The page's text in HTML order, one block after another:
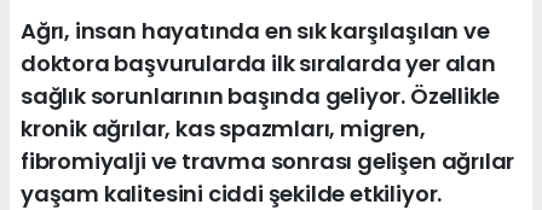
Ağrı, insan hayatında en sık karşılaşılan ve
doktora başvurularda ilk sıralarda yer alan
sağlık sorunlarının başında geliyor. Özellikle
kronik ağrılar, kas spazmları, migren,
fibromiyalji ve travma sonrası gelişen ağrılar
yaşam kalitesini ciddi şekilde etkiliyor.